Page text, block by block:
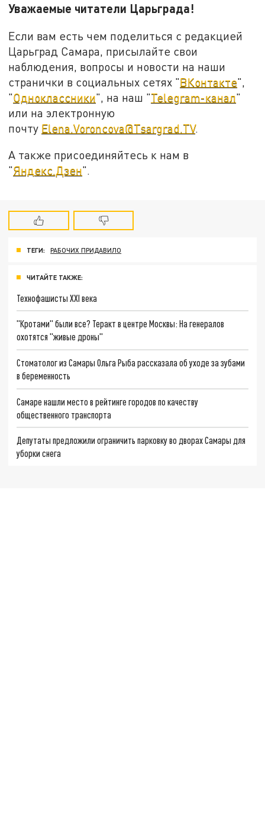
Уважаемые читатели Царьграда!
Если вам есть чем поделиться с редакцией
Царьград Самара, присылайте свои
наблюдения, вопросы и новости на наши
странички в социальных сетях "ВКонтакте",
"Одноклассники", на наш "Telegram-канал"
или на электронную
почту Elena.Voroncova@Tsargrad.TV.
А также присоединяйтесь к нам в
"Яндекс.Дзен".
ТЕГИ: РАБОЧИХ ПРИДАВИЛО
ЧИТАЙТЕ ТАКЖЕ:
Технофашисты XXI века
"Кротами" были все? Теракт в центре Москвы: На генералов
охотятся "живые дроны"
Стоматолог из Самары Ольга Рыба рассказала об уходе за зубами
в беременность
Самаре нашли место в рейтинге городов по качеству
общественного транспорта
Депутаты предложили ограничить парковку во дворах Самары для
уборки снега